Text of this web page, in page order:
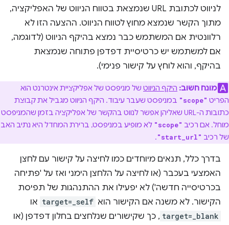
לניווט לכתובת URL שנמצאת בטווח הניווט של האפליקציה,
מתוך הקשר שנמצא מחוץ לטווח הניווט. ההצעה הזו לא
רלוונטית אם המשתמש כבר נמצא בהיקף הניווט (לדוגמה,
אם למשתמש יש כרטיסיית דפדפן פתוחה שנמצאת
בהיקף, והוא לוחץ על קישור פנימי).
מונח חשוב: היקף הניווט של מניפסט של אפליקציית אינטרנט הוא
הפריט "scope" במניפסט שעבר עיבוד. היקף הניווט מגביל את קבוצת
כתובות ה-URL שאליהן אפשר לנווט בהקשר של אפליקציה בזמן שהמניפסט
מוחל. אם רכיב "scope" לא מופיע במניפסט, ברירת המחדל היא נתיב האב
של רכיב "start_url"
.
בדרך כלל, תנאים מיוחדים כמו לחיצה על קישור עם לחצן
האמצעי בעכבר (או לחיצה על הלחצן הימני ואז על 'פתיחה
בכרטיסייה חדשה') לא יפעילו את ההתנהגות של תפיסת
הקישור. לא משנה אם הקישור הוא target=_self או
target=_blank , כך שקישורים שנלחצים בחלון דפדפן (או